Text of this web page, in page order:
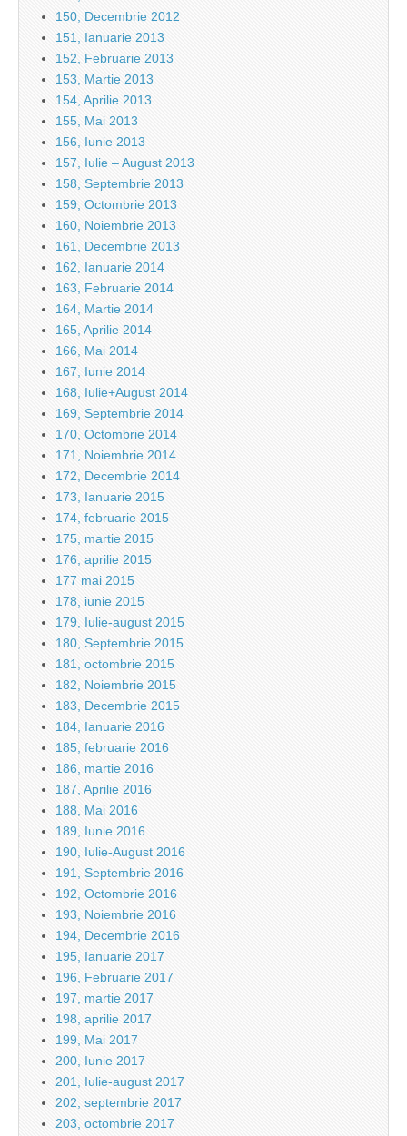
150, Decembrie 2012
151, Ianuarie 2013
152, Februarie 2013
153, Martie 2013
154, Aprilie 2013
155, Mai 2013
156, Iunie 2013
157, Iulie – August 2013
158, Septembrie 2013
159, Octombrie 2013
160, Noiembrie 2013
161, Decembrie 2013
162, Ianuarie 2014
163, Februarie 2014
164, Martie 2014
165, Aprilie 2014
166, Mai 2014
167, Iunie 2014
168, Iulie+August 2014
169, Septembrie 2014
170, Octombrie 2014
171, Noiembrie 2014
172, Decembrie 2014
173, Ianuarie 2015
174, februarie 2015
175, martie 2015
176, aprilie 2015
177 mai 2015
178, iunie 2015
179, Iulie-august 2015
180, Septembrie 2015
181, octombrie 2015
182, Noiembrie 2015
183, Decembrie 2015
184, Ianuarie 2016
185, februarie 2016
186, martie 2016
187, Aprilie 2016
188, Mai 2016
189, Iunie 2016
190, Iulie-August 2016
191, Septembrie 2016
192, Octombrie 2016
193, Noiembrie 2016
194, Decembrie 2016
195, Ianuarie 2017
196, Februarie 2017
197, martie 2017
198, aprilie 2017
199, Mai 2017
200, Iunie 2017
201, Iulie-august 2017
202, septembrie 2017
203, octombrie 2017